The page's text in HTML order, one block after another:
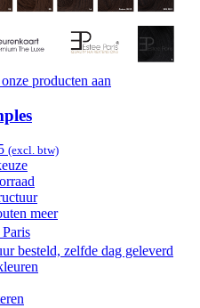
producten aan
(excl. btw)
meer
Paris
besteld, zelfde dag geleverd